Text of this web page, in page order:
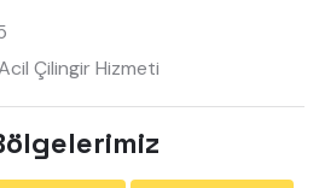
Çilingir Hizmeti